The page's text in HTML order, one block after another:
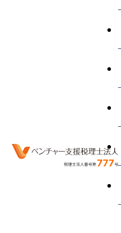
“開設”に関す